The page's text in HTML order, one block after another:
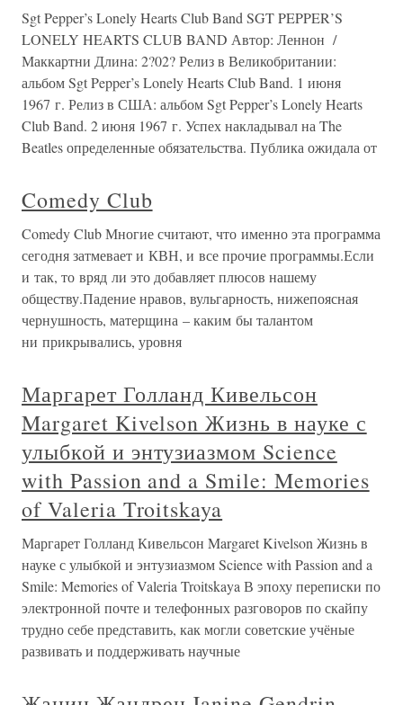
Sgt Pepper’s Lonely Hearts Club Band SGT PEPPER’S
LONELY HEARTS CLUB BAND Автор: Леннон /
Маккартни Длина: 2?02? Релиз в Великобритании:
альбом Sgt Pepper’s Lonely Hearts Club Band. 1 июня
1967 г. Релиз в США: альбом Sgt Pepper’s Lonely Hearts
Club Band. 2 июня 1967 г. Успех накладывал на The
Beatles определенные обязательства. Публика ожидала от
Comedy Club
Comedy Club Многие считают, что именно эта программа
сегодня затмевает и КВН, и все прочие программы.Если
и так, то вряд ли это добавляет плюсов нашему
обществу.Падение нравов, вульгарность, нижепоясная
чернушность, матерщина – каким бы талантом
ни прикрывались, уровня
Маргарет Голланд Кивельсон
Margaret Kivelson Жизнь в науке с
улыбкой и энтузиазмом Science
with Passion and a Smile: Memories
of Valeria Troitskaya
Маргарет Голланд Кивельсон Margaret Kivelson Жизнь в
науке с улыбкой и энтузиазмом Science with Passion and a
Smile: Memories of Valeria Troitskaya В эпоху переписки по
электронной почте и телефонных разговоров по скайпу
трудно себе представить, как могли советские учёные
развивать и поддерживать научные